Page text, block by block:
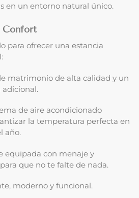
en un entorno natural único.
Confort
para ofrecer una estancia
matrimonio de alta calidad y un
adicional.
de aire acondicionado
la temperatura perfecta en
año.
equipada con menaje y
que no te falte de nada.
moderno y funcional.